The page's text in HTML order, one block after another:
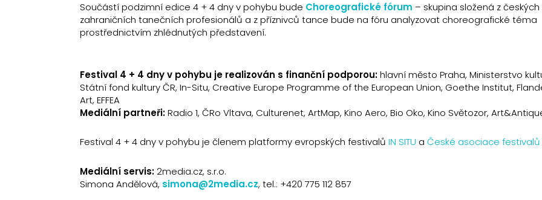
Součástí podzimní edice 4 + 4 dny v pohybu bude Choreografické fórum – skupina složená z
zahraničních tanečních profesionálů a z příznivců tance bude na fóru analyzovat choreografické téma
prostřednictvím zhlédnutých představení.
Festival 4 + 4 dny v pohybu je realizován s finanční podporou:hlavní město Praha, Ministerstvo
Státní fond kultury ČR, In-Situ, Creative Europe Programme of the European Union, Goethe Institut,
Art, EFFEA
Mediální partneři:Radio 1, ČRo Vltava, Culturenet, ArtMap, Kino Aero, Bio Oko, Kino Světozor,
Festival 4 + 4 dny v pohybu je členem platformy evropských festivalů IN SITU a České asociace festivalů
Mediální servis:2media.cz, s.r.o.
Simona Andělová, simona@2media.cz, tel.: +420 775 112 857